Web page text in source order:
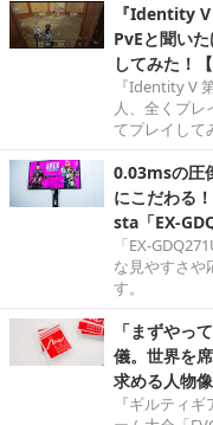
『Identity
PvEと聞い
してみた！
『Identity V
人、全くプ
てプレイして
0.03msの圧
にこだわる
sta「EX-
「EX-
な見やすさや
す。
「まずやっ
儀。世界を
求める人物
『ギルティ